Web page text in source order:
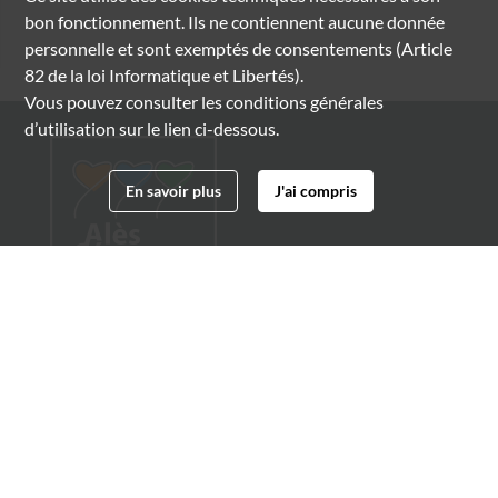
bon fonctionnement. Ils ne contiennent aucune donnée
personnelle et sont exemptés de consentements (Article
82 de la loi Informatique et Libertés).
Vous pouvez consulter les conditions générales
d’utilisation sur le lien ci-dessous.
En savoir plus J'ai compris